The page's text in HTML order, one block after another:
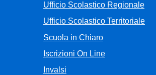
Ufficio Scolastico Regionale
Ufficio Scolastico Territoriale
Scuola in Chiaro
Iscrizioni On Line
Invalsi